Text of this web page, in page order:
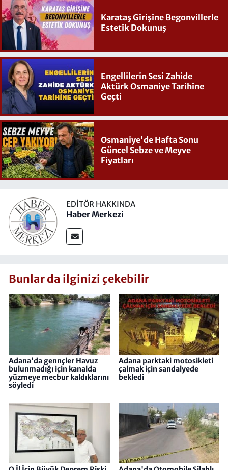
Karataş Girişine Begonvillerle
Estetik Dokunuş
Engellilerin Sesi Zahide
Aktürk Osmaniye Tarihine
Geçti
Osmaniye'de Hafta Sonu
Güncel Sebze ve Meyve
Fiyatları
EDITÖR HAKKINDA
Haber Merkezi
Bunlar da ilginizi çekebilir
Adana'da gennçler Havuz
bulunmadığı için kanalda
yüzmeye mecbur kaldıklarını
söyledi
Adana parktaki motosikleti
çalmak için sandalyede
bekledi